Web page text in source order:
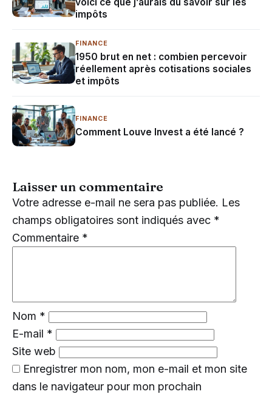
impôts
FINANCE
1950 brut en net : combien percevoir
réellement après cotisations sociales
et impôts
FINANCE
Comment Louve Invest a été lancé ?
Laisser un commentaire
Votre adresse e-mail ne sera pas publiée. Les
champs obligatoires sont indiqués avec *
Commentaire *
Nom *
E-mail *
Site web
Enregistrer mon nom, mon e-mail et mon site
dans le navigateur pour mon prochain